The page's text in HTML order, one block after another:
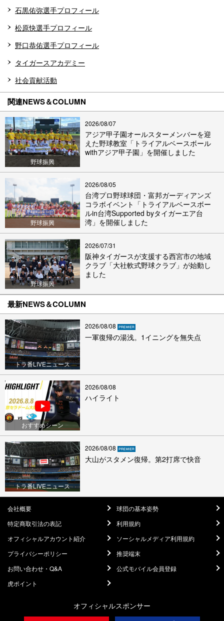
石黒佑弥選手プロフィール
松原快選手プロフィール
野口恭佑選手プロフィール
タイガースアカデミー
社会貢献活動
関連NEWS＆COLUMN
野球振興
2026/08/07
アジア甲子園オールスターメンバーを迎
えた野球教室「トライアルベースボール
withアジア甲子園」を開催しました
野球振興
2026/08/05
台湾プロ野球球団・富邦ガーディアンズ
コラボイベント「トライアルベースボー
ルin台湾Supported byタイガーエア台
湾」を開催しました
野球振興
2026/07/31
阪神タイガースが支援する西宮市の地域
クラブ「大社軟式野球クラブ」が始動し
ました
最新NEWS＆COLUMN
トラ番LIVEニュース
2026/08/08
一軍復帰の湯浅。1イニングを無失点
おすすめシーン
2026/08/08
ハイライト
トラ番LIVEニュース
2026/08/08
大山がスタメン復帰。第2打席で快音
会社概要
球団の基本姿勢
特定商取引法の表記
利用規約
オフィシャルアカウント紹介
ソーシャルメディア利用規約
プライバシーポリシー
推奨端末
お問い合わせ・Q&A
公式モバイル会員登録
虎ポイント
オフィシャルスポンサー